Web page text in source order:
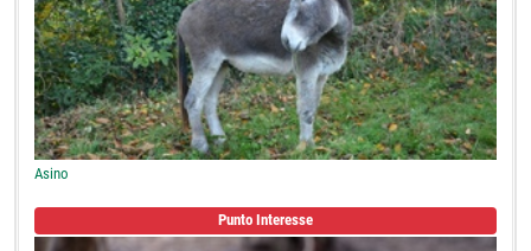
Asino
Punto Interesse